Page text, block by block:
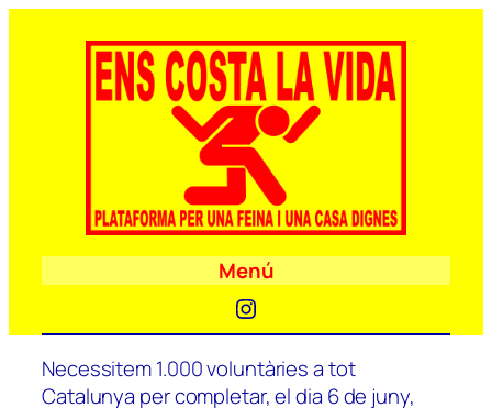
Menú
Instagram
Necessitem 1.000 voluntàries a tot
Catalunya per completar, el dia 6 de juny,